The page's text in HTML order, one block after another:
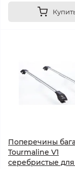
Поперечины
Tourmaline V1
серебристые